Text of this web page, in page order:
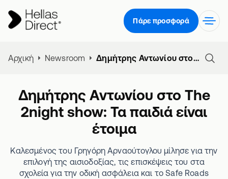
Πάρε προσφορά
Αρχική Newsroom Δημήτρης Αντωνίου στο The 2night show: Τα παιδιά είναι έτοιμα
Δημήτρης Αντωνίου στο The
2night show: Τα παιδιά είναι
έτοιμα
Καλεσμένος του Γρηγόρη Αρναούτογλου μίλησε για την
επιλογή της αισιοδοξίας, τις επισκέψεις του στα
σχολεία για την οδική ασφάλεια και το Safe Roads